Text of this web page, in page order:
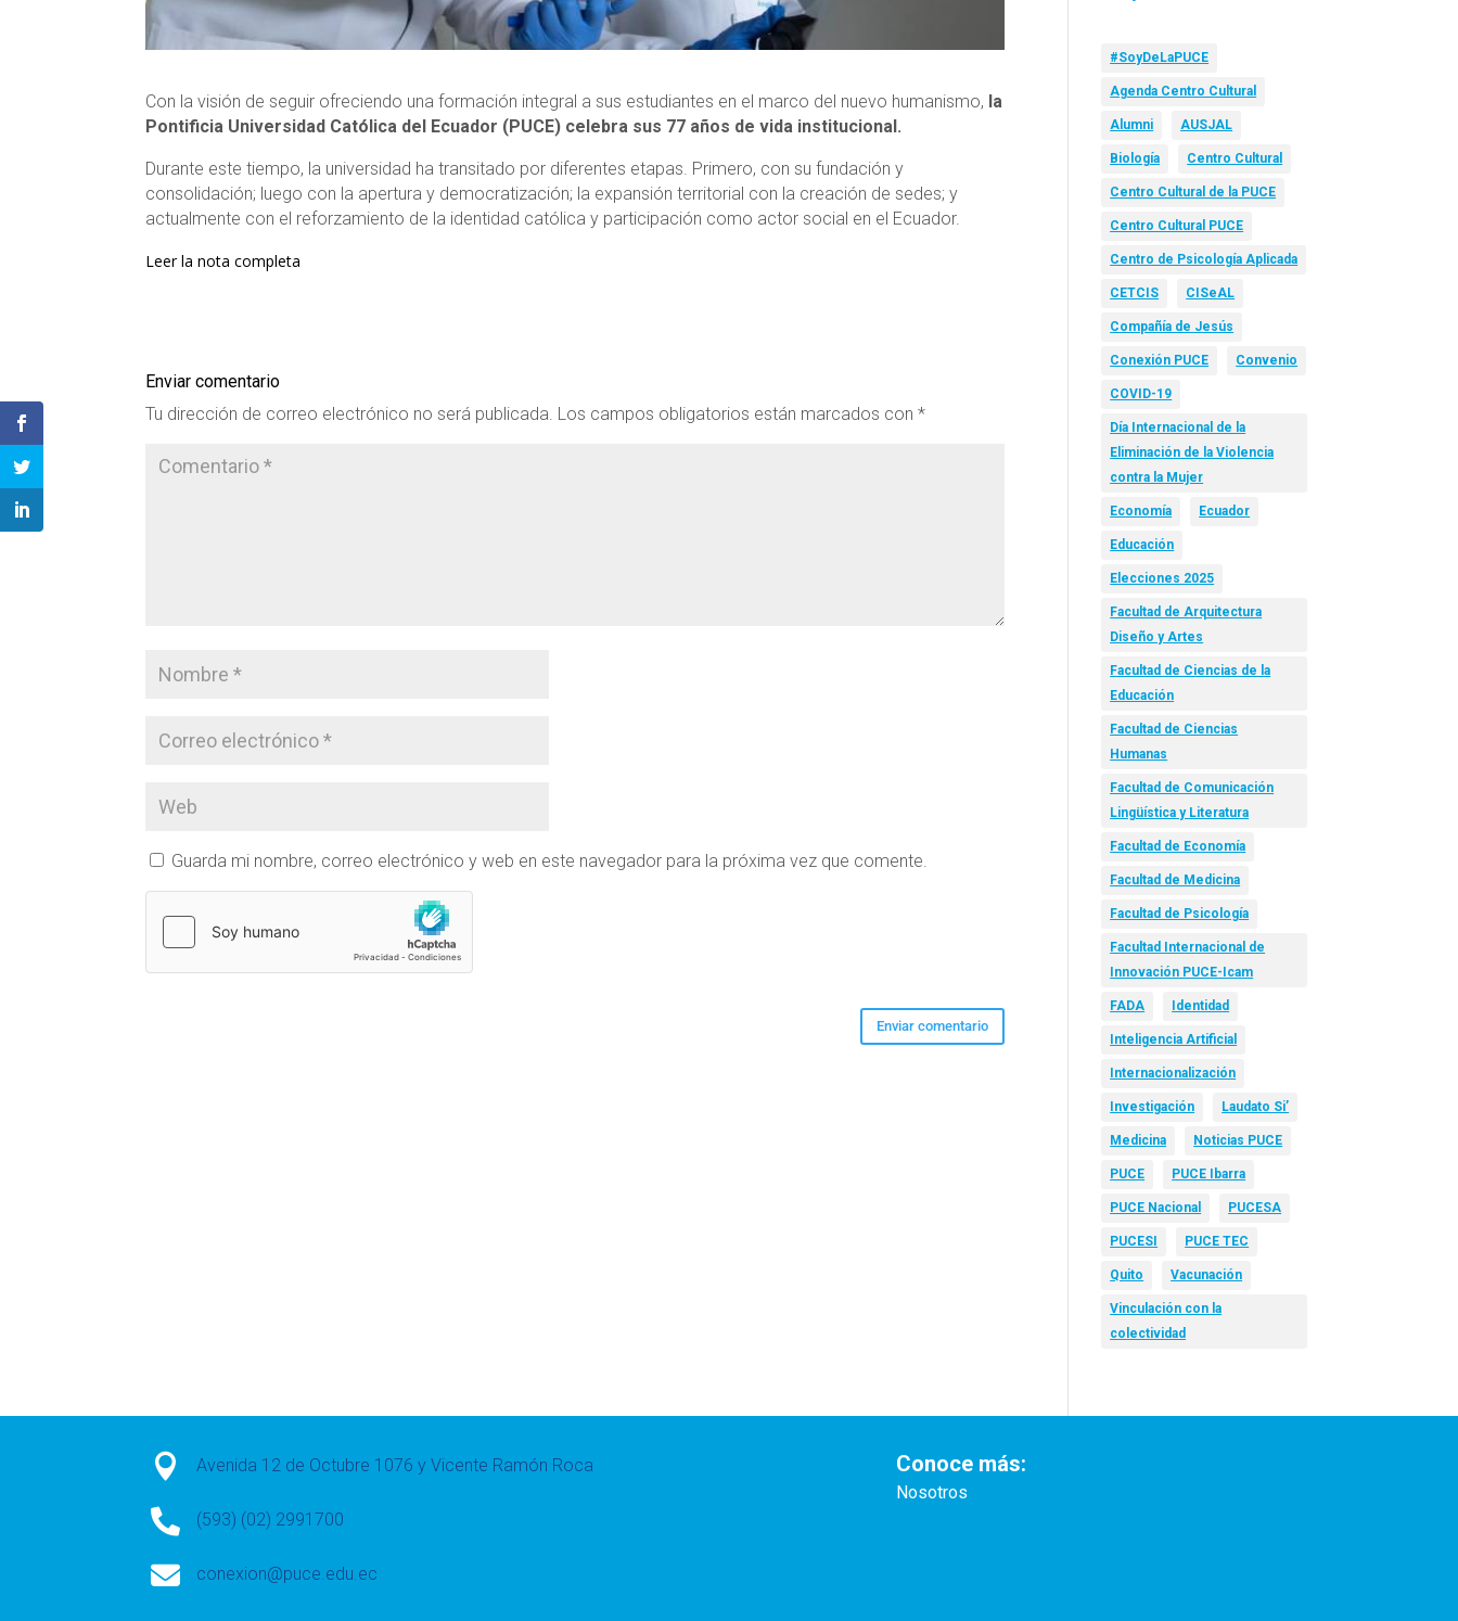
Con la visión de seguir ofreciendo una formación integral a sus estudiantes en el marco del nuevo humanismo, la
Pontificia Universidad Católica del Ecuador (PUCE) celebra sus 77 años de vida institucional.
Durante este tiempo, la universidad ha transitado por diferentes etapas. Primero, con su fundación y
consolidación; luego con la apertura y democratización; la expansión territorial con la creación de sedes; y
actualmente con el reforzamiento de la identidad católica y participación como actor social en el Ecuador.
Leer la nota completa
Enviar comentario
Tu dirección de correo electrónico no será publicada. Los campos obligatorios están marcados con*
Guarda mi nombre, correo electrónico y web en este navegador para la próxima vez que comente.
#SoyDeLaPUCE
Agenda Centro Cultural
Alumni AUSJAL
Biología Centro Cultural
Centro Cultural de la PUCE
Centro Cultural PUCE
Centro de Psicología Aplicada
CETCIS CISeAL
Compañía de Jesús
Conexión PUCE Convenio
COVID-19
Día Internacional de la
Eliminación de la Violencia
contra la Mujer
Economía Ecuador
Educación
Elecciones 2025
Facultad de Arquitectura
Diseño y Artes
Facultad de Ciencias de la
Educación
Facultad de Ciencias
Humanas
Facultad de Comunicación
Lingüística y Literatura
Facultad de Economía
Facultad de Medicina
Facultad de Psicología
Facultad Internacional de
Innovación PUCE-Icam
FADA Identidad
Inteligencia Artificial
Internacionalización
Investigación Laudato Si’
Medicina Noticias PUCE
PUCE PUCE Ibarra
PUCE Nacional PUCESA
PUCESI PUCE TEC
Quito Vacunación
Vinculación con la
colectividad
 Avenida 12 de Octubre 1076 y Vicente Ramón Roca
 (593) (02) 2991700
 conexion@puce.edu.ec
Conoce más:
Nosotros